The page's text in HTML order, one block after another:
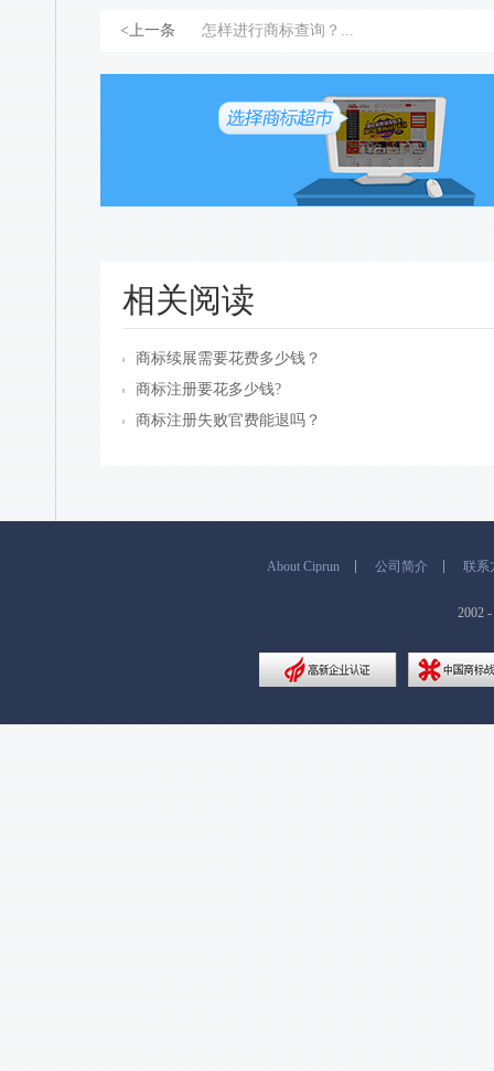
<上一条 怎样进行商标查询？...
相关阅读
商标续展需要花费多少钱？
商标注册要花多少钱?
商标注册失败官费能退吗？
About Ciprun 公司简介 联系
2002